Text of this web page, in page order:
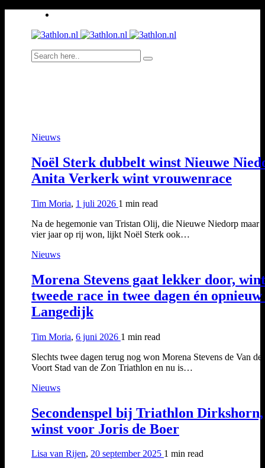
Nieuws
Noël Sterk dubbelt winst Nieuwe
Anita Verkerk wint vrouwenrace
Tim Moria, 1 juli 2026 1 min read
Na de hegemonie van Tristan Olij, die Nieuwe Niedorp maar
vier jaar op rij won, lijkt Noël Sterk ook…
Nieuws
Morena Stevens gaat lekker door, wint
tweede race in twee dagen én
Langedijk
Tim Moria, 6 juni 2026 1 min read
Slechts twee dagen terug nog won Morena Stevens de Van der
Voort Stad van de Zon Triathlon en nu is…
Nieuws
Secondenspel bij Triathlon Dirkshorn,
winst voor Joris de Boer
Lisa van Rijen, 20 september 2025 1 min read